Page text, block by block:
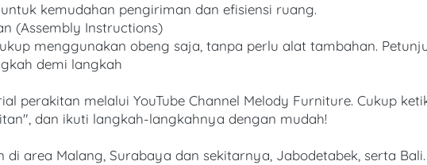
kemudahan pengiriman dan efisiensi ruang.
(Assembly Instructions)
menggunakan obeng saja, tanpa perlu alat tambahan.
demi langkah
perakitan melalui YouTube Channel Melody Furniture. Cukup
dan ikuti langkah-langkahnya dengan mudah!
area Malang, Surabaya dan sekitarnya, Jabodetabek, serta Bali.